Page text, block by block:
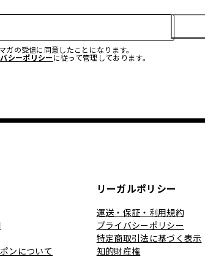
の受信に同意したことになります。
シーポリシー に従って管理しております。
ンについて
リーガルポリシー
運送・保証・利用規約
プライバシーポリシー
特定商取引法に基づく表示
知的財産権